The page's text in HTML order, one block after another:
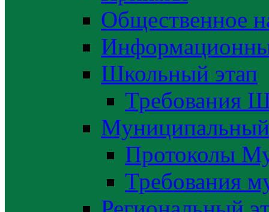
Общественное
Школьный этап
Требования
Муниципальный
Протоколы
Требования